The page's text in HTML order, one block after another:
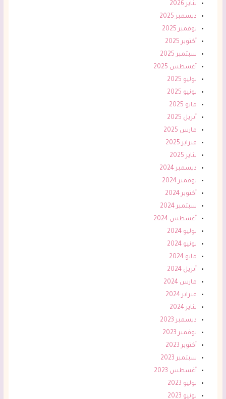
يناير 2026
ديسمبر 2025
نوفمبر 2025
أكتوبر 2025
سبتمبر 2025
أغسطس 2025
يوليو 2025
يونيو 2025
مايو 2025
أبريل 2025
مارس 2025
فبراير 2025
يناير 2025
ديسمبر 2024
نوفمبر 2024
أكتوبر 2024
سبتمبر 2024
أغسطس 2024
يوليو 2024
يونيو 2024
مايو 2024
أبريل 2024
مارس 2024
فبراير 2024
يناير 2024
ديسمبر 2023
نوفمبر 2023
أكتوبر 2023
سبتمبر 2023
أغسطس 2023
يوليو 2023
يونيو 2023